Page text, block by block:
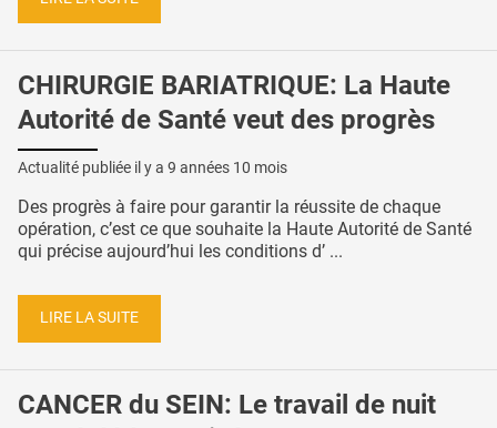
CHIRURGIE BARIATRIQUE: La Haute
Autorité de Santé veut des progrès
Actualité publiée il y a 9 années 10 mois
Des progrès à faire pour garantir la réussite de chaque
opération, c’est ce que souhaite la Haute Autorité de Santé
qui précise aujourd’hui les conditions d’ ...
LIRE LA SUITE
CANCER du SEIN: Le travail de nuit